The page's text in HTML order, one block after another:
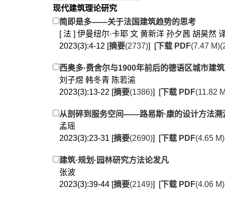
现代建筑理论研究
简即是多——关于法国建筑趋势的思考
[ 法 ] 伊曼纽尔·卡耶 文 黄新洋 孙夕茜 胡昊然
2023(3):4-12 [摘要(2737)] [下载 PDF(7.47
西奥多·费舍尔与1900年前后的德语区城市建
刘子煜 韩冬青 陈若渝
2023(3):13-22 [摘要(1386)] [下载 PDF(11.82
从剖碎到服务空间——路易斯·康的设计方法溯
孟瑶
2023(3):23-31 [摘要(2690)] [下载 PDF(4.65
建筑·规划·园林研究方法论发凡
张波
2023(3):39-44 [摘要(2149)] [下载 PDF(4.06